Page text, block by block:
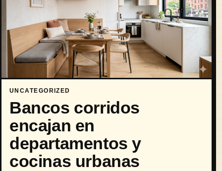
UNCATEGORIZED
Bancos corridos
encajan en
departamentos y
cocinas urbanas